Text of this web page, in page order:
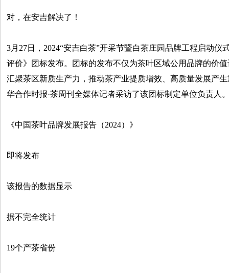
对，在安吉解决了！
3月27日，2024“安吉白茶”开采节暨白茶庄园品牌工程启动仪
评价》团标发布。团标的发布不仅为茶叶区域公用品牌的价
汇聚茶区新质生产力，推动茶产业提质增效、高质量发展产
华合作时报·茶周刊全媒体记者采访了该团标制定单位负责人
《中国茶叶品牌发展报告（2024）》
即将发布
该报告的数据显示
据不完全统计
19个产茶省份